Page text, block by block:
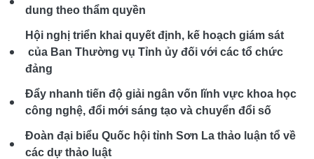
dung theo thẩm quyền
Hội nghị triển khai quyết định, kế hoạch giám sát
của Ban Thường vụ Tỉnh ủy đối với các tổ chức
đảng
Đẩy nhanh tiến độ giải ngân vốn lĩnh vực khoa học
công nghệ, đổi mới sáng tạo và chuyển đổi số
Đoàn đại biểu Quốc hội tỉnh Sơn La thảo luận tổ về
các dự thảo luật